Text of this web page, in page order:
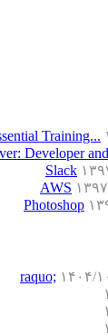
۱۳
۱۳
۱۳
۱۰/۰۸